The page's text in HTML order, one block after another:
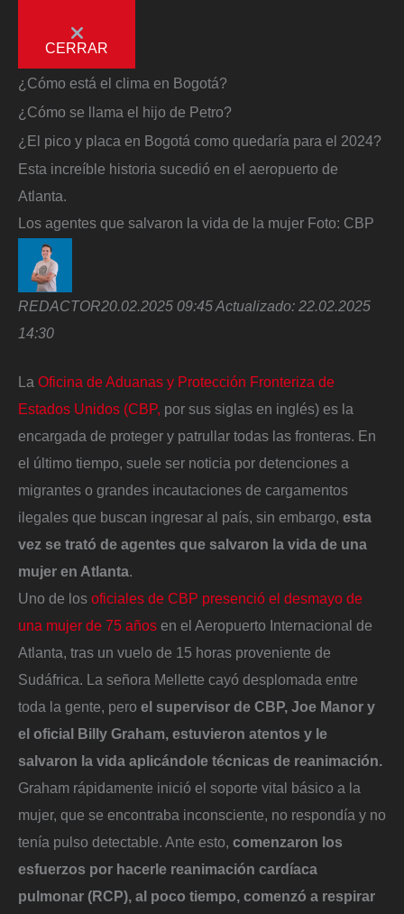
CERRAR
¿Cómo está el clima en Bogotá?
¿Cómo se llama el hijo de Petro?
¿El pico y placa en Bogotá como quedaría para el 2024?
Esta increíble historia sucedió en el aeropuerto de
Atlanta.
Los agentes que salvaron la vida de la mujer Foto: CBP
REDACTOR20.02.2025 09:45Actualizado: 22.02.2025
14:30
La Oficina de Aduanas y Protección Fronteriza de
Estados Unidos (CBP, por sus siglas en inglés) es la
encargada de proteger y patrullar todas las fronteras. En
el último tiempo, suele ser noticia por detenciones a
migrantes o grandes incautaciones de cargamentos
ilegales que buscan ingresar al país, sin embargo, esta
vez se trató de agentes que salvaron la vida de una
mujer en Atlanta.
Uno de los oficiales de CBP presenció el desmayo de
una mujer de 75 años en el Aeropuerto Internacional de
Atlanta, tras un vuelo de 15 horas proveniente de
Sudáfrica. La señora Mellette cayó desplomada entre
toda la gente, pero el supervisor de CBP, Joe Manor y
el oficial Billy Graham, estuvieron atentos y le
salvaron la vida aplicándole técnicas de reanimación.
Graham rápidamente inició el soporte vital básico a la
mujer, que se encontraba inconsciente, no respondía y no
tenía pulso detectable. Ante esto, comenzaron los
esfuerzos por hacerle reanimación cardíaca
pulmonar (RCP), al poco tiempo, comenzó a respirar